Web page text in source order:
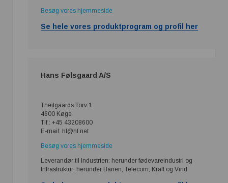
Besøg vores hjemmeside
Se hele vores produktprogram og profil her
Hans Følsgaard A/S
Theilgaards Torv 1
4600 Køge
Tlf.: +45 43208600
E-mail: hf@hf.net
Besøg vores hjemmeside
Leverandør til Industrien: herunder fødevareindustri og
Infrastruktur: herunder Banen, Telecom, Kraft og Vind